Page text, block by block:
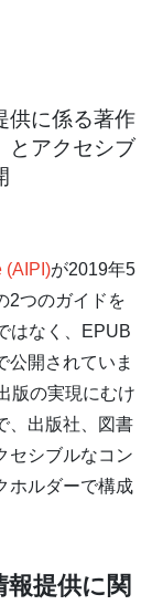
供に係る著作
とアクセシブ
(AIPI)が2019年5
2つのガイドを
はなく、EPUB
公開されていま
版の実現にむけ
、出版社、図書
セシブルなコン
ホルダーで構成
報提供に関